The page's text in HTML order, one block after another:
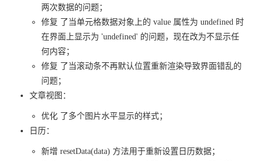
两次数据的问题；
修复 了当单元格数据对象上的 value 属性为 undefined 时
在界面上显示为 'undefined' 的问题，现在改为不显示任
何内容；
修复 了当滚动条不再默认位置重新渲染导致界面错乱的
问题；
文章视图：
优化 了多个图片水平显示的样式；
日历：
新增 resetData(data) 方法用于重新设置日历数据；